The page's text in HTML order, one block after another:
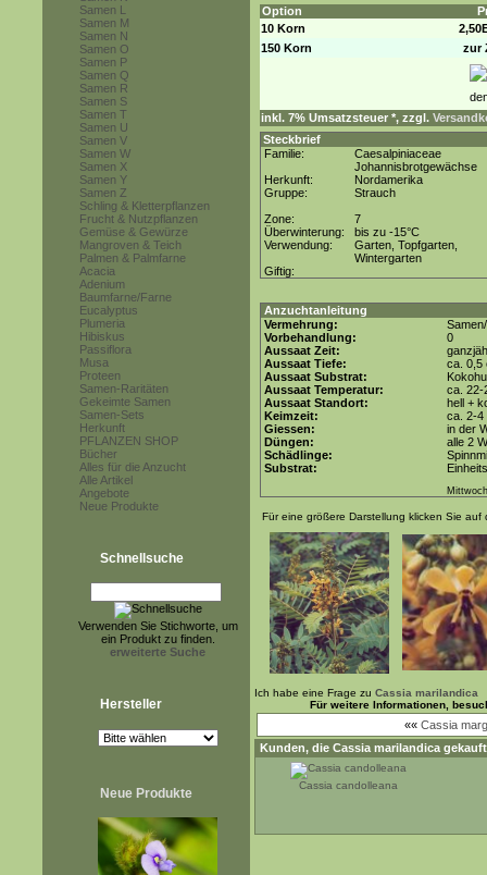
Samen L
Samen M
Samen N
Samen O
Samen P
Samen Q
Samen R
Samen S
Samen T
Samen U
Samen V
Samen W
Samen X
Samen Y
Samen Z
Schling & Kletterpflanzen
Frucht & Nutzpflanzen
Gemüse & Gewürze
Mangroven & Teich
Palmen & Palmfarne
Acacia
Adenium
Baumfarne/Farne
Eucalyptus
Plumeria
Hibiskus
Passiflora
Musa
Proteen
Samen-Raritäten
Gekeimte Samen
Samen-Sets
Herkunft
PFLANZEN SHOP
Bücher
Alles für die Anzucht
Alle Artikel
Angebote
Neue Produkte
Schnellsuche
Verwenden Sie Stichworte, um
ein Produkt zu finden.
erweiterte Suche
Hersteller
Neue Produkte
Option
10 Korn
150 Korn
zur
inkl. 7% Umsatzsteuer *, zzgl.
Steckbrief
Familie:
Caesalpiniaceae
Johannisbrotgewächse
Herkunft:
Nordamerika
Gruppe:
Strauch
Zone:
7
Überwinterung:
bis zu -15°C
Verwendung:
Garten, Topfgarten,
Wintergarten
Giftig:
Anzuchtanleitung
Vermehrung:
Vorbehandlung:
0
Aussaat Zeit:
Aussaat Tiefe:
ca. 0,5
Aussaat Substrat:
Aussaat Temperatur:
ca. 22-
Aussaat Standort:
hell +
Keimzeit:
ca. 2-4
Giessen:
in der
Düngen:
alle 2
Schädlinge:
Substrat:
Für eine größere Darstellung klicken Sie auf
Ich habe eine Frage zu Cassia marilandica
Für weitere Informationen,
«« Cassia
Kunden, die Cassia marilandica
Cassia candolleana